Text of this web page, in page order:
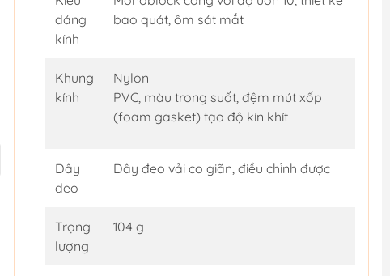
dáng
kính
bao quát, ôm sát mắt
Khung
kính
Nylon
PVC, màu trong suốt, đệm mút xốp
(foam gasket) tạo độ kín khít
Dây
đeo
Dây đeo vải co giãn, điều chỉnh được
Trọng
lượng
104 g